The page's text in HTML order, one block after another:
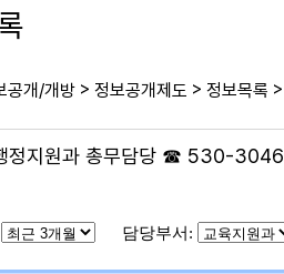
공개/개방 > 정보공개제도 > 정보목록 >
정지원과 총무담당 ☎ 530-3046